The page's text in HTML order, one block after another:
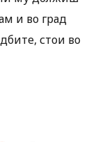
и во град
стои во